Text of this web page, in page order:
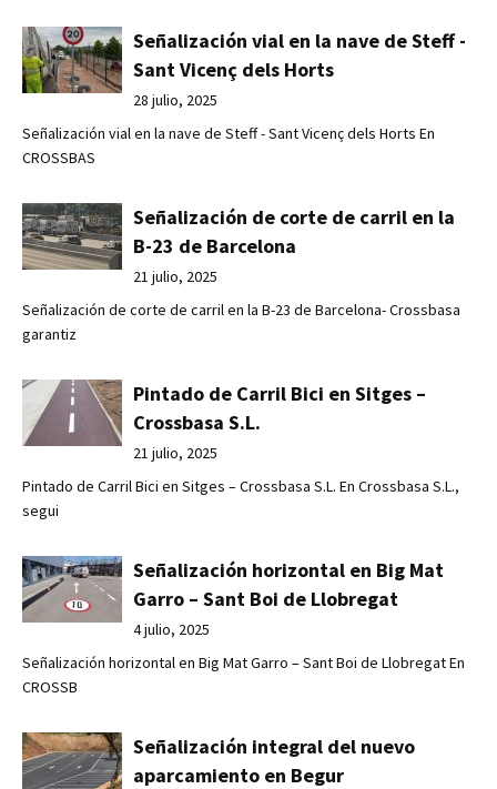
Señalización vial en la nave de Steff -
Sant Vicenç dels Horts
28 julio, 2025
Señalización vial en la nave de Steff - Sant Vicenç dels Horts En
CROSSBAS
Señalización de corte de carril en la
B-23 de Barcelona
21 julio, 2025
Señalización de corte de carril en la B-23 de Barcelona- Crossbasa
garantiz
Pintado de Carril Bici en Sitges –
Crossbasa S.L.
21 julio, 2025
Pintado de Carril Bici en Sitges – Crossbasa S.L. En Crossbasa S.L.,
segui
Señalización horizontal en Big Mat
Garro – Sant Boi de Llobregat
4 julio, 2025
Señalización horizontal en Big Mat Garro – Sant Boi de Llobregat En
CROSSB
Señalización integral del nuevo
aparcamiento en Begur